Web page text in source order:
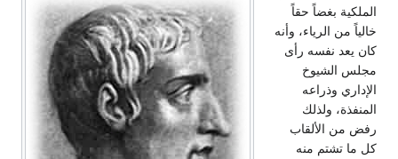
الملكية بغضاً حقاً
خالياً من الرياء، وأنه
كان يعد نفسه رأى
مجلس الشيوخ
الإداري وذراعه
المنفذة، ولذلك
رفض من الألقاب
كل ما تشتم منه